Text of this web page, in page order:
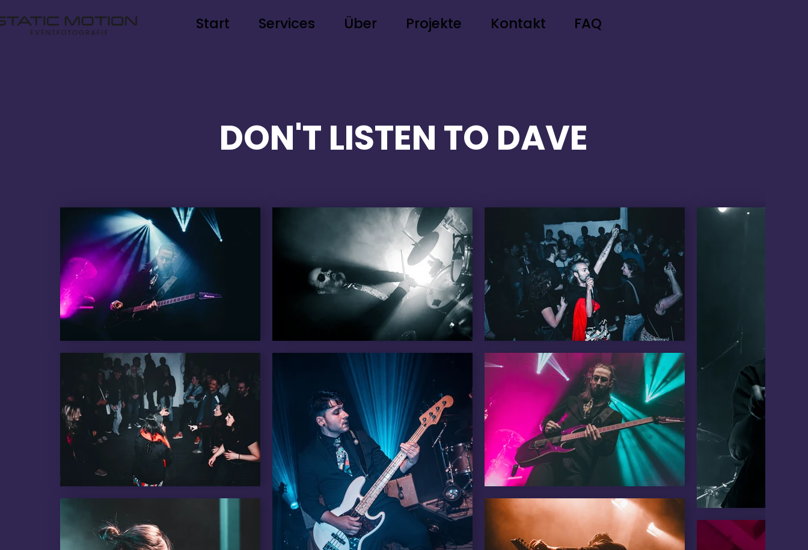
Start Services Über Projekte Kontakt FAQ
DON'T LISTEN TO DAVE